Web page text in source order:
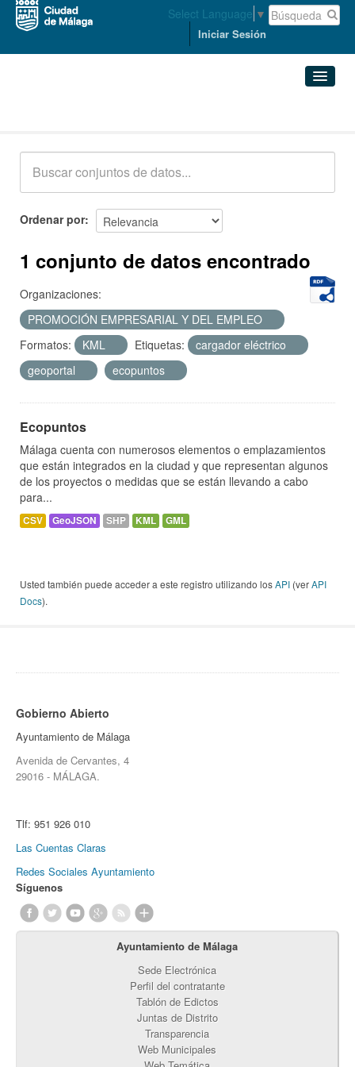
Select Language ▼
Iniciar Sesión
Acerca de
Ordenar por
1 conjunto de datos encontrado
Organizaciones:
PROMOCIÓN EMPRESARIAL Y DEL EMPLEO
Formatos:
KML Etiquetas:
cargador eléctrico
geoportal
ecopuntos
Ecopuntos
Málaga cuenta con numerosos elementos o emplazamientos
que están integrados en la ciudad y que representan algunos
de los proyectos o medidas que se están llevando a cabo
para...
CSV GeoJSON SHP KML GML
Usted también puede acceder a este registro utilizando losAPI (verAPI
Docs).
Gobierno Abierto
Ayuntamiento de Málaga
Avenida de Cervantes, 4
29016 - MÁLAGA.
Tlf: 951 926 010
Las Cuentas Claras
Redes Sociales Ayuntamiento
Síguenos
Ayuntamiento de Málaga
Sede Electrónica
Perfil del contratante
Tablón de Edictos
Juntas de Distrito
Transparencia
Web Municipales